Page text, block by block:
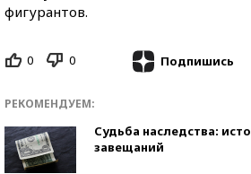
фигурантов.
0 0 Подпишись
РЕКОМЕНДУЕМ:
Судьба наследства:
завещаний